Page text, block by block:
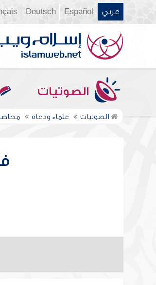
عربي Español
Deutsch
الصوتيات
الصوتيات علماء ودعاة